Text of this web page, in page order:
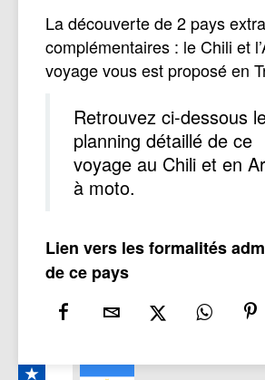
La découverte de 2 pays
complémentaires : le Chili et
voyage vous est proposé en
Retrouvez ci-dessous
planning détaillé de ce
voyage au Chili et en
à moto.
Lien vers les formalités
de ce pays